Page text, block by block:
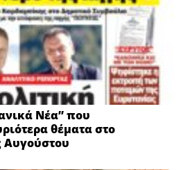
Νέα” που
θέματα στο
Αυγούστου